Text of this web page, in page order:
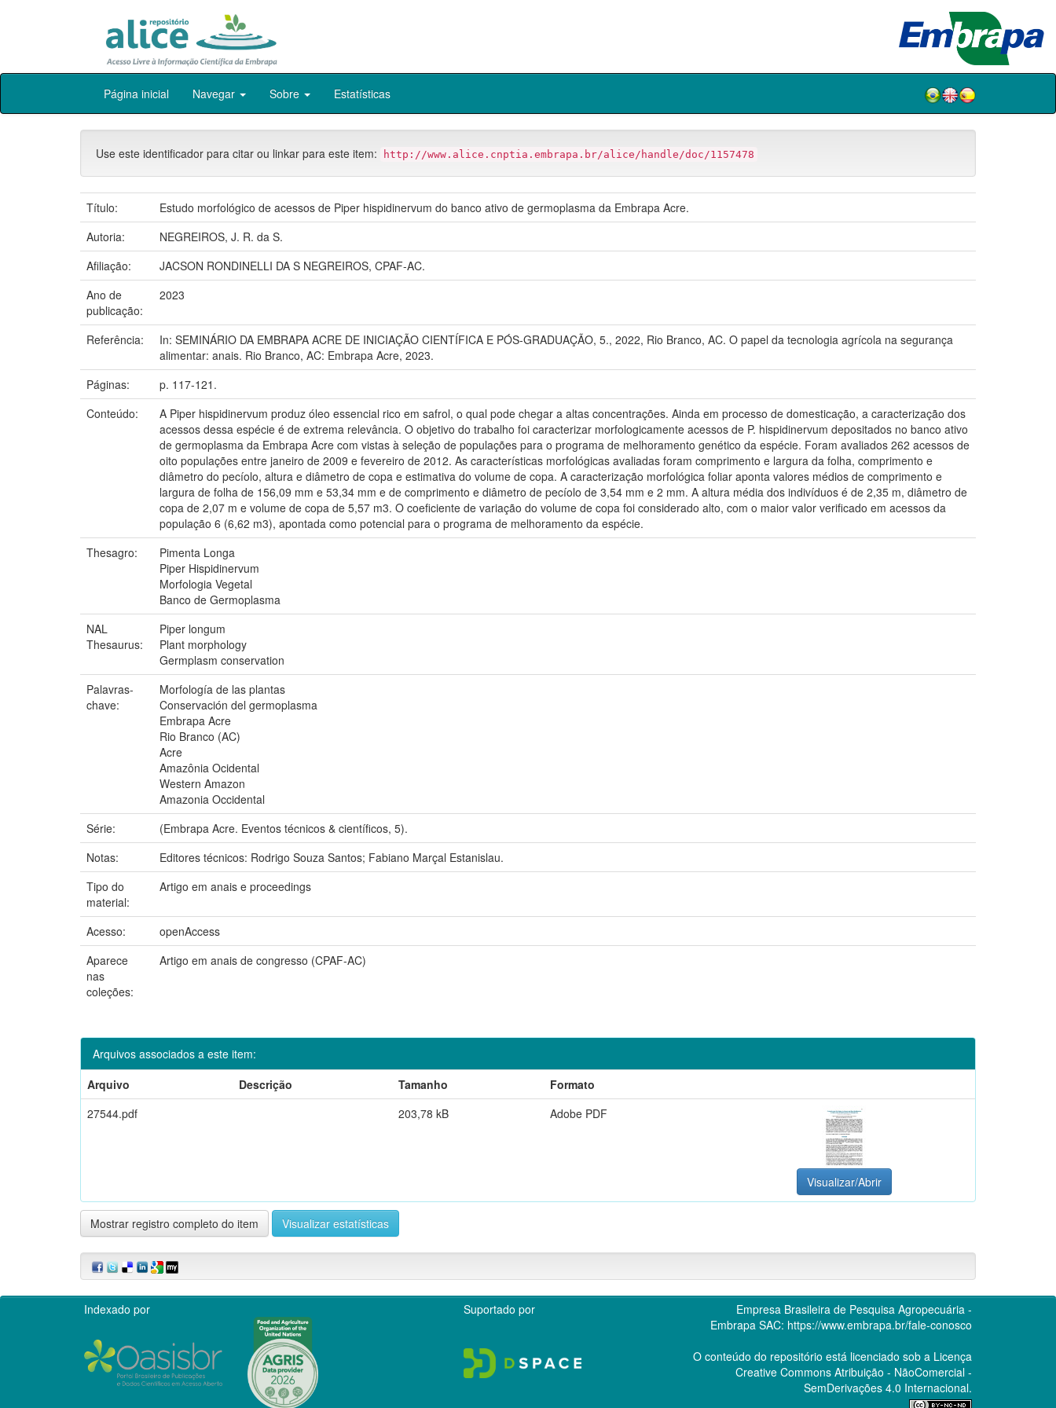
Skip
Página inicial Navegar Sobre Estatísticas
Use este identificador para citar ou linkar para este item: http://www.alice.cnptia.embrapa.br/alice/handle/doc/1157478
Título:
Estudo morfológico de acessos de Piper hispidinervum do banco ativo de germoplasma da Embrapa Acre.
Autoria:
NEGREIROS, J. R. da S.
Afiliação:
JACSON RONDINELLI DA S NEGREIROS, CPAF-AC.
Ano de
publicação:
2023
Referência:
In: SEMINÁRIO DA EMBRAPA ACRE DE INICIAÇÃO CIENTÍFICA E PÓS-GRADUAÇÃO, 5., 2022, Rio Branco, AC. O papel da tecnologia agrícola na segurança
alimentar: anais. Rio Branco, AC: Embrapa Acre, 2023.
Páginas:
p. 117-121.
Conteúdo:
A Piper hispidinervum produz óleo essencial rico em safrol, o qual pode chegar a altas concentrações. Ainda em processo de domesticação, a caracterização dos
acessos dessa espécie é de extrema relevância. O objetivo do trabalho foi caracterizar morfologicamente acessos de P. hispidinervum depositados no banco ativo
de germoplasma da Embrapa Acre com vistas à seleção de populações para o programa de melhoramento genético da espécie. Foram avaliados 262 acessos de
oito populações entre janeiro de 2009 e fevereiro de 2012. As características morfológicas avaliadas foram comprimento e largura da folha, comprimento e
diâmetro do pecíolo, altura e diâmetro de copa e estimativa do volume de copa. A caracterização morfológica foliar aponta valores médios de comprimento e
largura de folha de 156,09 mm e 53,34 mm e de comprimento e diâmetro de pecíolo de 3,54 mm e 2 mm. A altura média dos indivíduos é de 2,35 m, diâmetro de
copa de 2,07 m e volume de copa de 5,57 m3. O coeficiente de variação do volume de copa foi considerado alto, com o maior valor verificado em acessos da
população 6 (6,62 m3), apontada como potencial para o programa de melhoramento da espécie.
Thesagro:
Pimenta Longa
Piper Hispidinervum
Morfologia Vegetal
Banco de Germoplasma
NAL
Thesaurus:
Piper longum
Plant morphology
Germplasm conservation
Palavras-
chave:
Morfología de las plantas
Conservación del germoplasma
Embrapa Acre
Rio Branco (AC)
Acre
Amazônia Ocidental
Western Amazon
Amazonia Occidental
Série:
(Embrapa Acre. Eventos técnicos & científicos, 5).
Notas:
Editores técnicos: Rodrigo Souza Santos; Fabiano Marçal Estanislau.
Tipo do
material:
Artigo em anais e proceedings
Acesso:
openAccess
Aparece
nas
coleções:
Artigo em anais de congresso (CPAF-AC)
Arquivos associados a este item:
Arquivo
Descrição Tamanho
Formato
27544.pdf
203,78 kB Adobe PDF
Visualizar/Abrir
Mostrar registro completo do item Visualizar estatísticas
Indexado por Suportado por
Empresa Brasileira de Pesquisa Agropecuária -
Embrapa SAC: https://www.embrapa.br/fale-conosco
O conteúdo do repositório está licenciado sob a Licença
Creative CommonsAtribuição - NãoComercial -
SemDerivações 4.0 Internacional.